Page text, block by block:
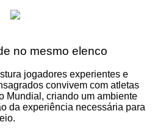
no mesmo elenco
jogadores experientes e
convivem com atletas
Mundial, criando um ambiente
da experiência necessária para